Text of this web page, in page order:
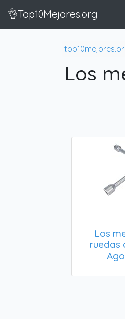
👌Top10Mejores.org
Los
Los
ruedas